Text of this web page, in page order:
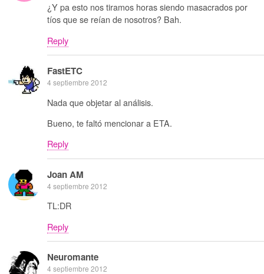
¿Y pa esto nos tiramos horas siendo masacrados por
tíos que se reían de nosotros? Bah.
Reply
FastETC
4 septiembre 2012
Nada que objetar al análisis.
Bueno, te faltó mencionar a ETA.
Reply
Joan AM
4 septiembre 2012
TL:DR
Reply
Neuromante
4 septiembre 2012